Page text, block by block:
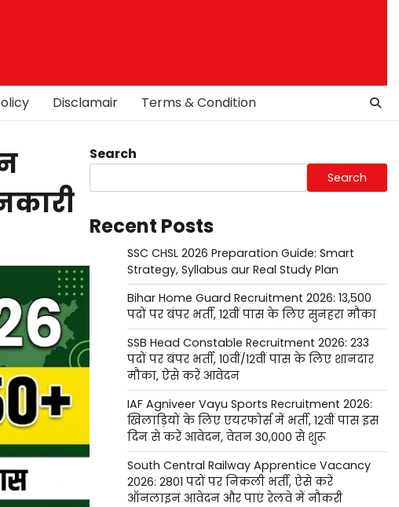
Disclamair Terms & Condition
Search
Search
Recent Posts
SSC CHSL 2026 Preparation Guide: Smart
Strategy, Syllabus aur Real Study Plan
Bihar Home Guard Recruitment 2026: 13,500
पदों पर बंपर भर्ती, 12वीं पास के लिए सुनहरा मौका
SSB Head Constable Recruitment 2026: 233
पदों पर बंपर भर्ती, 10वीं/12वीं पास के लिए शानदार
मौका, ऐसे करें आवेदन
IAF Agniveer Vayu Sports Recruitment 2026:
खिलाड़ियों के लिए एयरफोर्स में भर्ती, 12वीं पास इस
दिन से करें आवेदन, वेतन 30,000 से शुरू
South Central Railway Apprentice Vacancy
2026: 2801 पदों पर निकली भर्ती, ऐसे करें
ऑनलाइन आवेदन और पाएं रेलवे में नौकरी